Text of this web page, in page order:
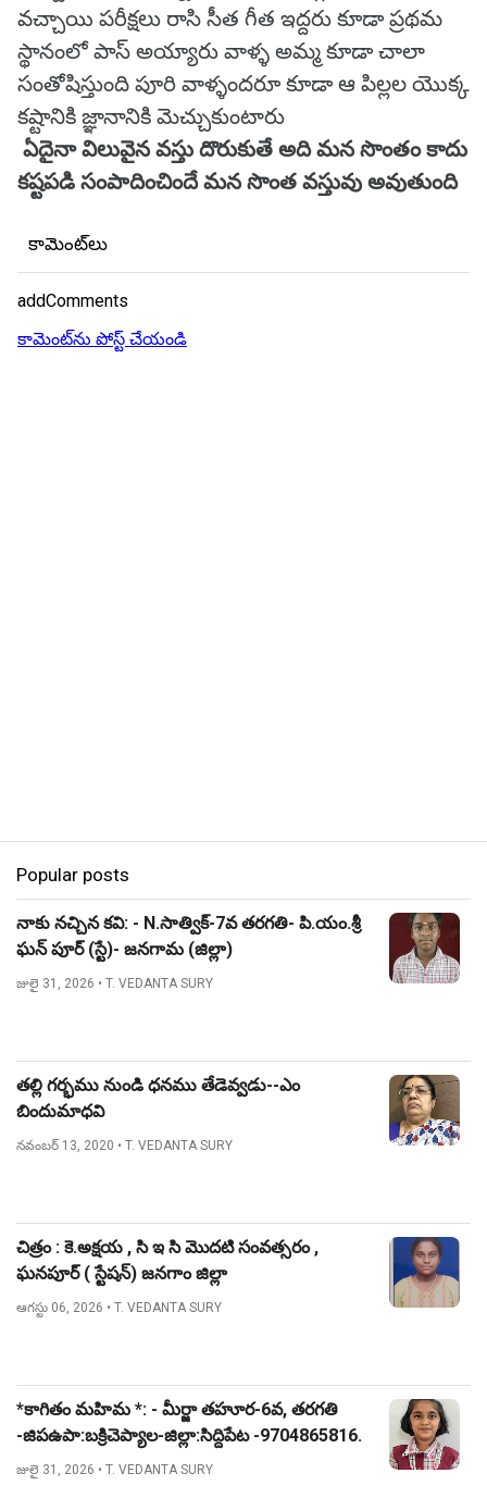
వచ్చాయి పరీక్షలు రాసి సీత గీత ఇద్దరు కూడా ప్రథమ
స్థానంలో పాస్ అయ్యారు వాళ్ళ అమ్మ కూడా చాలా
సంతోషిస్తుంది పూరి వాళ్ళందరూ కూడా ఆ పిల్లల యొక్క
కష్టానికి జ్ఞానానికి మెచ్చుకుంటారు
ఏదైనా విలువైన వస్తు దొరుకుతే అది మన సొంతం కాదు
కష్టపడి సంపాదించిందే మన సొంత వస్తువు అవుతుంది
కామెంట్‌లు
addComments
కామెంట్‌ను పోస్ట్ చేయండి
Popular posts
నాకు నచ్చిన కవి: - N.సాత్విక్-7వ తరగతి- పి.యం.శ్రీ
ఘన్ పూర్ (స్టే)- జనగామ (జిల్లా)
జులై 31, 2026 • T. VEDANTA SURY
తల్లి గర్భము నుండి ధనము తేడెవ్వడు--ఎం
బిందుమాధవి
నవంబర్ 13, 2020 • T. VEDANTA SURY
చిత్రం : కె.అక్షయ , సి ఇ సి మొదటి సంవత్సరం ,
ఘనపూర్ ( స్టేషన్) జనగాం జిల్లా
ఆగస్టు 06, 2026 • T. VEDANTA SURY
*కాగితం మహిమ *: - మీర్జా తహూర-6వ, తరగతి
-జిపఉపా:బక్రిచెప్యాల-జిల్లా:సిద్దిపేట -9704865816.
జులై 31, 2026 • T. VEDANTA SURY